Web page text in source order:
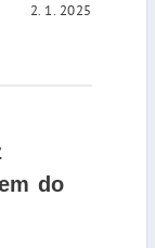
2. 1. 2025
do